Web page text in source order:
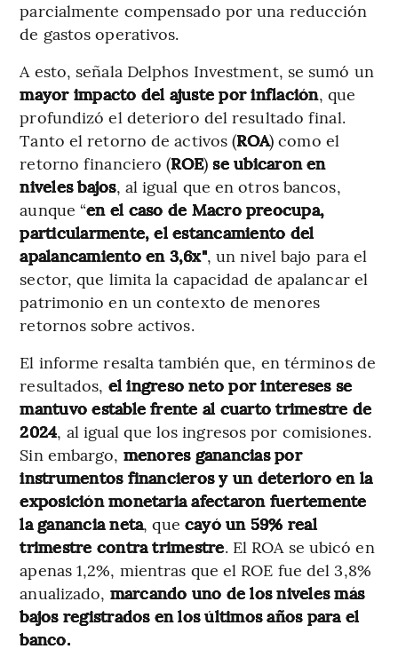
parcialmente compensado por una reducción
de gastos operativos.
A esto, señala Delphos Investment, se sumó un
mayor impacto del ajuste por inflación, que
profundizó el deterioro del resultado final.
Tanto el retorno de activos (ROA) como el
retorno financiero (ROE)se ubicaron en
niveles bajos, al igual que en otros bancos,
aunque “en el caso de Macro preocupa,
particularmente, el estancamiento del
apalancamiento en 3,6x", un nivel bajo para el
sector, que limita la capacidad de apalancar el
patrimonio en un contexto de menores
retornos sobre activos.
El informe resalta también que, en términos de
resultados, el ingreso neto por intereses se
mantuvo estable frente al cuarto trimestre de
2024, al igual que los ingresos por comisiones.
Sin embargo, menores ganancias por
instrumentos financieros y un deterioro en la
exposición monetaria afectaron fuertemente
la ganancia neta, que cayó un 59% real
trimestre contra trimestre. El ROA se ubicó en
apenas 1,2%, mientras que el ROE fue del 3,8%
anualizado, marcando uno de los niveles más
bajos registrados en los últimos años para el
banco.